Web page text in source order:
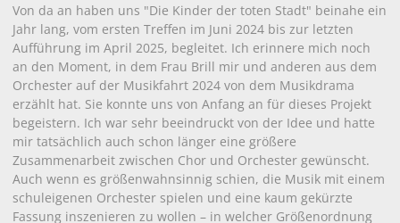
Von da an haben uns "Die Kinder der toten Stadt" beinahe ein
Jahr lang, vom ersten Treffen im Juni 2024 bis zur letzten
Aufführung im April 2025, begleitet. Ich erinnere mich noch
an den Moment, in dem Frau Brill mir und anderen aus dem
Orchester auf der Musikfahrt 2024 von dem Musikdrama
erzählt hat. Sie konnte uns von Anfang an für dieses Projekt
begeistern. Ich war sehr beeindruckt von der Idee und hatte
mir tatsächlich auch schon länger eine größere
Zusammenarbeit zwischen Chor und Orchester gewünscht.
Auch wenn es größenwahnsinnig schien, die Musik mit einem
schuleigenen Orchester spielen und eine kaum gekürzte
Fassung inszenieren zu wollen – in welcher Größenordnung